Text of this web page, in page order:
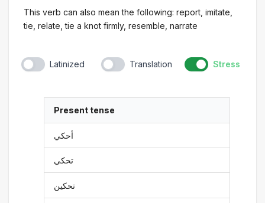
This verb can also mean the following: report, imitate,
tie, relate, tie a knot firmly, resemble, narrate
Latinized Translation Stress
Present tense
أحكي
تحكي
تحكين